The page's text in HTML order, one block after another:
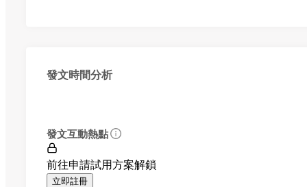
發文時間分析
發文互動熱點
前往申請試用方案解鎖
立即註冊